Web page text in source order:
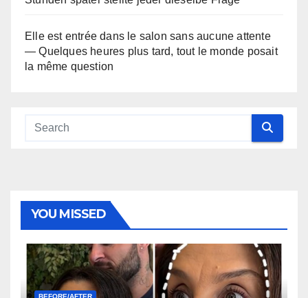
Elle est entrée dans le salon sans aucune attente
— Quelques heures plus tard, tout le monde posait
la même question
YOU MISSED
BEFORE/AFTER